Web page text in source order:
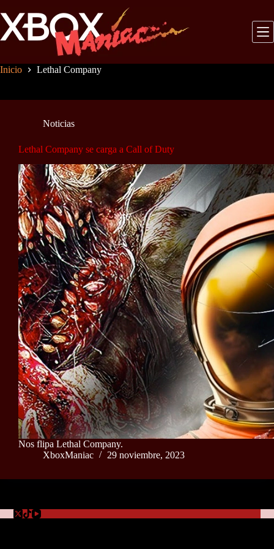
al
contenido
Inicio Lethal Company
Noticias
Lethal Company se carga a Call of Duty
Nos flipa Lethal Company.
XboxManiac
29 noviembre, 2023